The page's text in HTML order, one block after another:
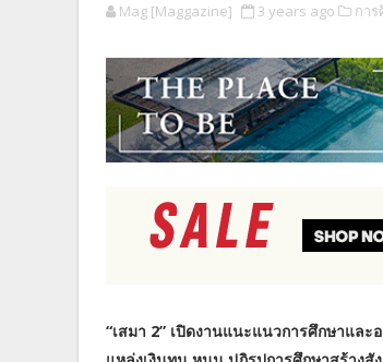
Mag [Maggazine] 3 years ago กา
“เสมา​ 2” เปิดงานแนะแนวการศึกษาแล